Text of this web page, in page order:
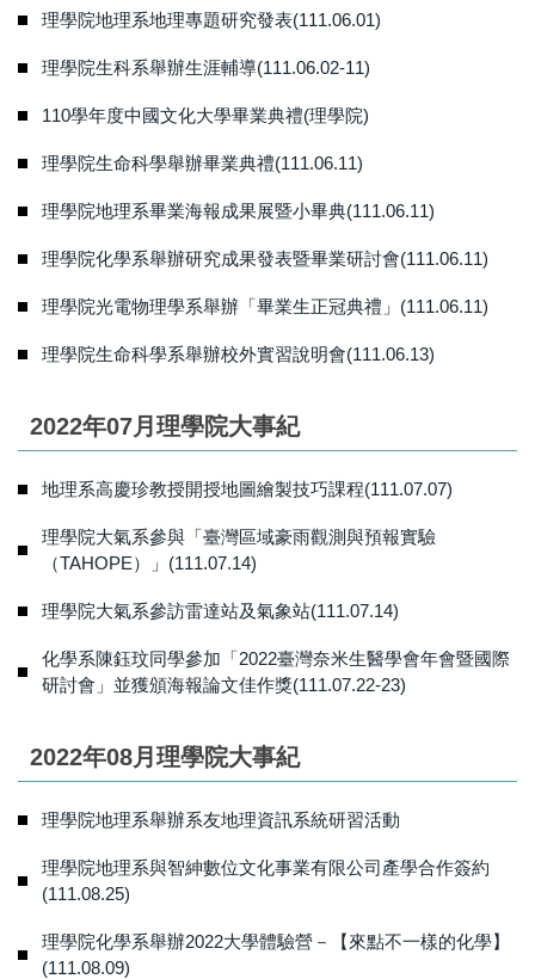
理學院地理系地理專題研究發表(111.06.01)
理學院生科系舉辦生涯輔導(111.06.02-11)
110學年度中國文化大學畢業典禮(理學院)
理學院生命科學舉辦畢業典禮(111.06.11)
理學院地理系畢業海報成果展暨小畢典(111.06.11)
理學院化學系舉辦研究成果發表暨畢業研討會(111.06.11)
理學院光電物理學系舉辦「畢業生正冠典禮」(111.06.11)
理學院生命科學系舉辦校外實習說明會(111.06.13)
2022年07月理學院大事紀
地理系高慶珍教授開授地圖繪製技巧課程(111.07.07)
理學院大氣系參與「臺灣區域豪雨觀測與預報實驗
（TAHOPE）」(111.07.14)
理學院大氣系參訪雷達站及氣象站(111.07.14)
化學系陳鈺玟同學參加「2022臺灣奈米生醫學會年會暨國際
研討會」並獲頒海報論文佳作獎(111.07.22-23)
2022年08月理學院大事紀
理學院地理系舉辦系友地理資訊系統研習活動
理學院地理系與智紳數位文化事業有限公司產學合作簽約
(111.08.25)
理學院化學系舉辦2022大學體驗營－【來點不一樣的化學】
(111.08.09)